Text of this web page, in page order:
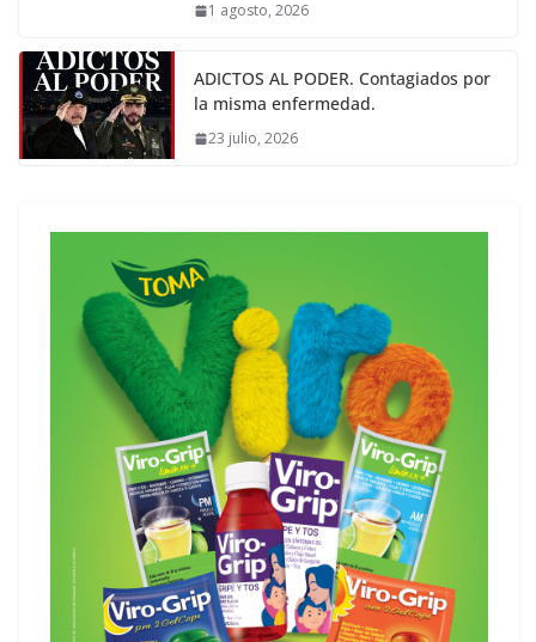
1 agosto, 2026
ADICTOS AL PODER. Contagiados por
la misma enfermedad.
23 julio, 2026